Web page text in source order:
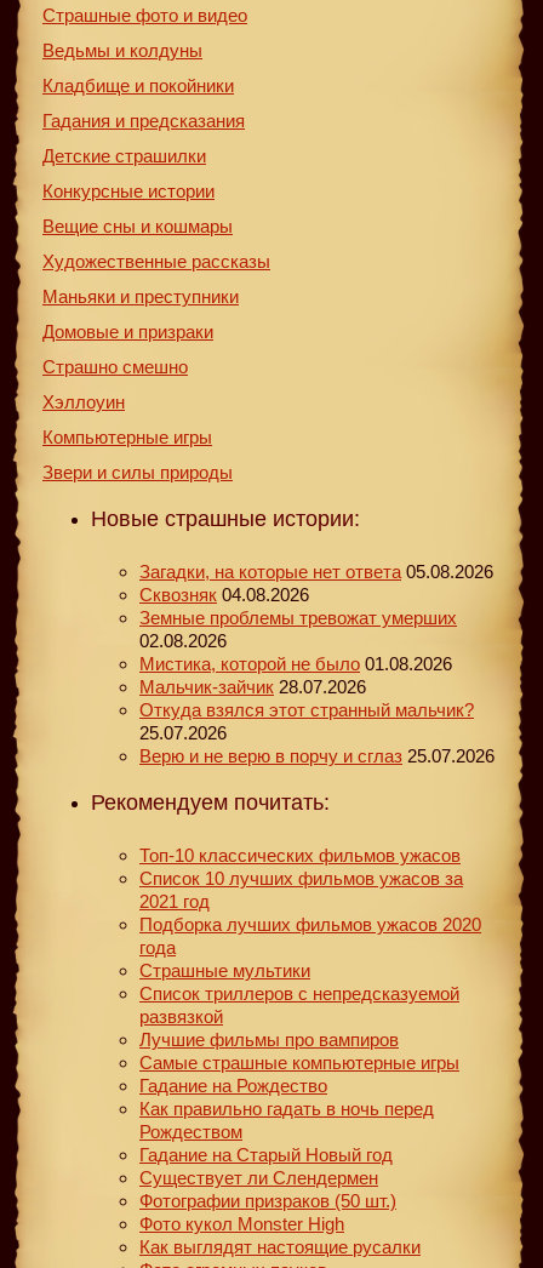
Страшные фото и видео
Ведьмы и колдуны
Кладбище и покойники
Гадания и предсказания
Детские страшилки
Конкурсные истории
Вещие сны и кошмары
Художественные рассказы
Маньяки и преступники
Домовые и призраки
Страшно смешно
Хэллоуин
Компьютерные игры
Звери и силы природы
Новые страшные истории:
Загадки, на которые нет ответа 05.08.2026
Сквозняк 04.08.2026
Земные проблемы тревожат умерших
02.08.2026
Мистика, которой не было 01.08.2026
Мальчик-зайчик 28.07.2026
Откуда взялся этот странный мальчик?
25.07.2026
Верю и не верю в порчу и сглаз 25.07.2026
Рекомендуем почитать:
Топ-10 классических фильмов ужасов
Список 10 лучших фильмов ужасов за
2021 год
Подборка лучших фильмов ужасов 2020
года
Страшные мультики
Список триллеров с непредсказуемой
развязкой
Лучшие фильмы про вампиров
Самые страшные компьютерные игры
Гадание на Рождество
Как правильно гадать в ночь перед
Рождеством
Гадание на Старый Новый год
Существует ли Слендермен
Фотографии призраков (50 шт.)
Фото кукол Monster High
Как выглядят настоящие русалки